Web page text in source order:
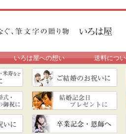
いろは屋への想い 送料につ